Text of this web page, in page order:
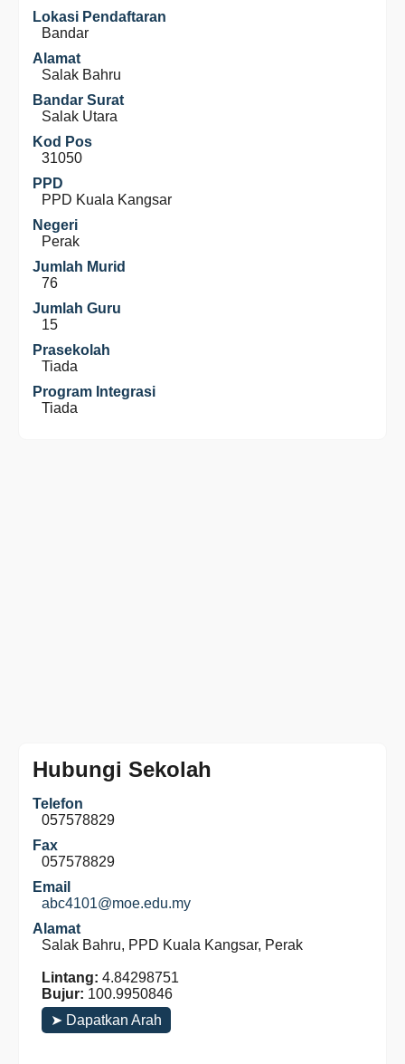
Lokasi Pendaftaran
Bandar
Alamat
Salak Bahru
Bandar Surat
Salak Utara
Kod Pos
31050
PPD
PPD Kuala Kangsar
Negeri
Perak
Jumlah Murid
76
Jumlah Guru
15
Prasekolah
Tiada
Program Integrasi
Tiada
Hubungi Sekolah
Telefon
057578829
Fax
057578829
Email
abc4101@moe.edu.my
Alamat
Salak Bahru, PPD Kuala Kangsar, Perak
Lintang: 4.84298751
Bujur: 100.9950846
➤ Dapatkan Arah